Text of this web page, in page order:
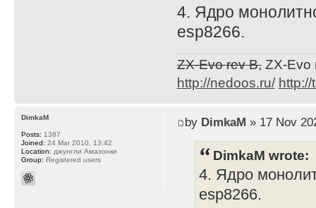
4. Ядро
esp8266.
ZX-Evo rev B,ZX-Evo
http://nedoos.ru/
by DimkaM » 17 Nov
DimkaM wrote:
4. Ядро
esp8266.
DimkaM
Posts: 1387
Joined: 24 Mar 2010, 13:42
Location: джунгли Амазонки
Group: Registered users